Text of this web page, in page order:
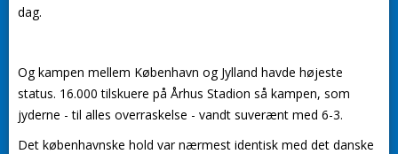
dag.
Og kampen mellem København og Jylland havde højeste
status. 16.000 tilskuere på Århus Stadion så kampen, som
jyderne - til alles overraskelse - vandt suverænt med 6-3.
Det københavnske hold var nærmest identisk med det danske